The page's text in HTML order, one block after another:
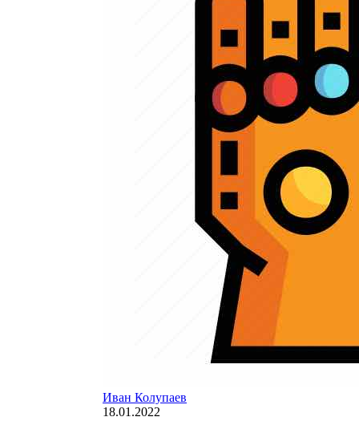
Иван Колупаев
18.01.2022